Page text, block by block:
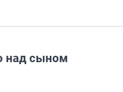
над сыном